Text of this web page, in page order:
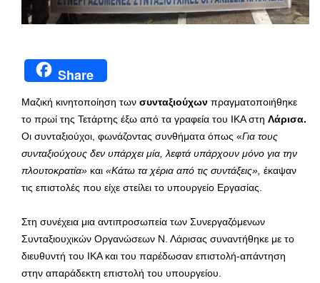
Share
Μαζική κινητοποίηση των συνταξιούχων πραγματοποιήθηκε
το πρωί της Τετάρτης έξω από τα γραφεία του ΙΚΑ στη Λάρισα.
Οι συνταξιούχοι, φωνάζοντας συνθήματα όπως «Για τους
συνταξιούχους δεν υπάρχει μία, λεφτά υπάρχουν μόνο για την
πλουτοκρατία» και «Κάτω τα χέρια από τις συντάξεις», έκαψαν
τις επιστολές που είχε στείλει το υπουργείο Εργασίας.
Στη συνέχεια μια αντιπροσωπεία των Συνεργαζόμενων
Συνταξιουχικών Οργανώσεων Ν. Λάρισας συναντήθηκε με το
διευθυντή του ΙΚΑ και του παρέδωσαν επιστολή-απάντηση
στην απαράδεκτη επιστολή του υπουργείου.